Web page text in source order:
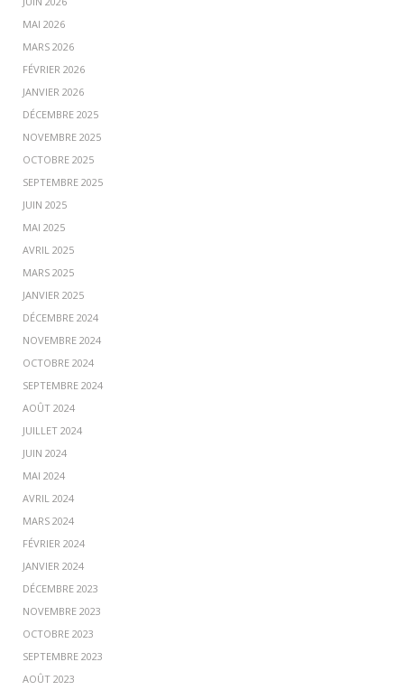
MAI 2026
MARS 2026
FÉVRIER 2026
JANVIER 2026
DÉCEMBRE 2025
NOVEMBRE 2025
OCTOBRE 2025
SEPTEMBRE 2025
JUIN 2025
MAI 2025
AVRIL 2025
MARS 2025
JANVIER 2025
DÉCEMBRE 2024
NOVEMBRE 2024
OCTOBRE 2024
SEPTEMBRE 2024
AOÛT 2024
JUILLET 2024
JUIN 2024
MAI 2024
AVRIL 2024
MARS 2024
FÉVRIER 2024
JANVIER 2024
DÉCEMBRE 2023
NOVEMBRE 2023
OCTOBRE 2023
SEPTEMBRE 2023
AOÛT 2023